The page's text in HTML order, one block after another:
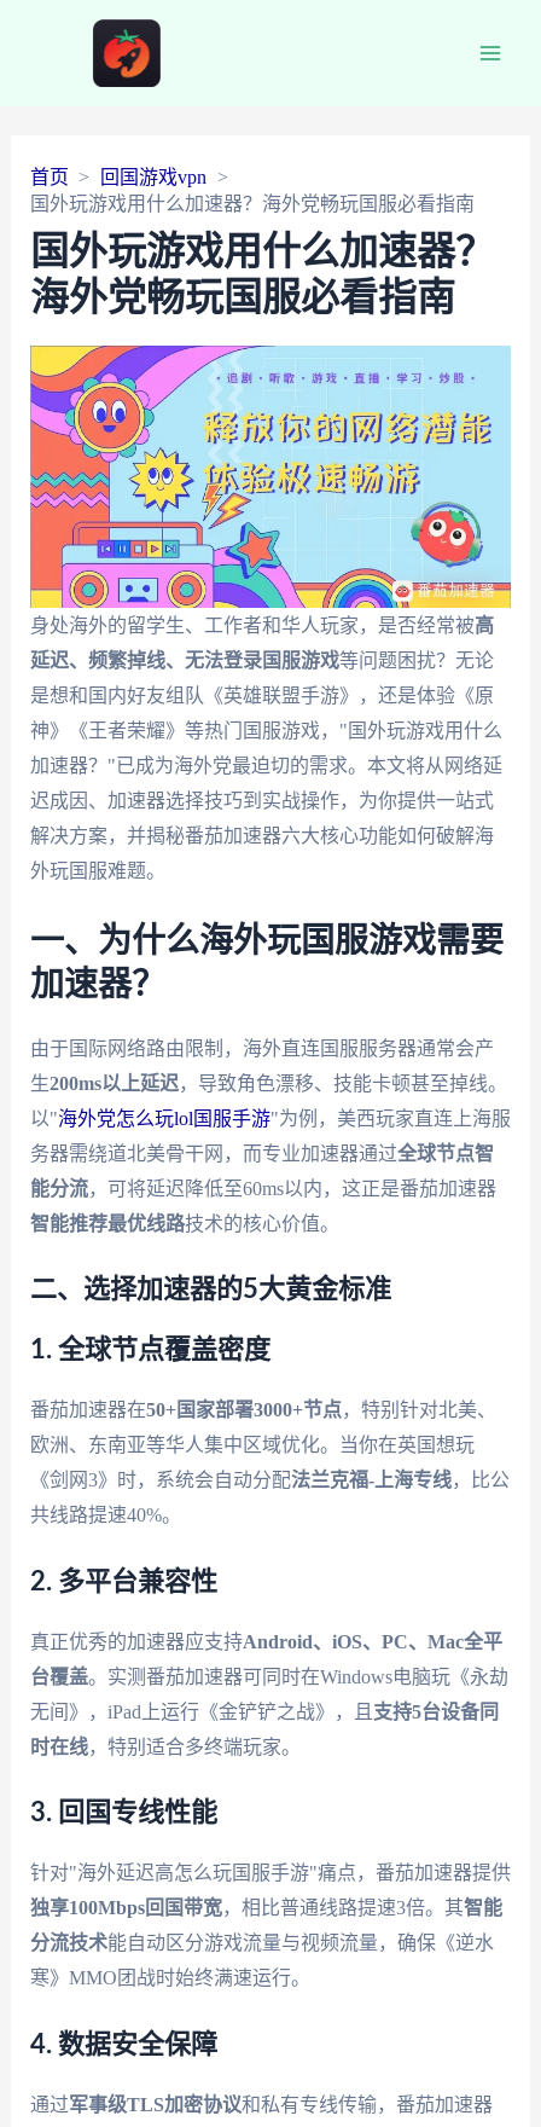
首页
回国游戏vpn
国外玩游戏用什么加速器？海外党畅玩国服必看指南
国外玩游戏用什么加速器？
海外党畅玩国服必看指南
身处海外的留学生、工作者和华人玩家，是否经常被高
延迟、频繁掉线、无法登录国服游戏等问题困扰？无论
是想和国内好友组队《英雄联盟手游》，还是体验《原
神》《王者荣耀》等热门国服游戏，"国外玩游戏用什么
加速器？"已成为海外党最迫切的需求。本文将从网络延
迟成因、加速器选择技巧到实战操作，为你提供一站式
解决方案，并揭秘番茄加速器六大核心功能如何破解海
外玩国服难题。
一、为什么海外玩国服游戏需要
加速器？
由于国际网络路由限制，海外直连国服服务器通常会产
生200ms以上延迟，导致角色漂移、技能卡顿甚至掉线。
以"海外党怎么玩lol国服手游"为例，美西玩家直连上海服
务器需绕道北美骨干网，而专业加速器通过全球节点智
能分流，可将延迟降低至60ms以内，这正是番茄加速器
智能推荐最优线路技术的核心价值。
二、选择加速器的5大黄金标准
1. 全球节点覆盖密度
番茄加速器在50+国家部署3000+节点，特别针对北美、
欧洲、东南亚等华人集中区域优化。当你在英国想玩
《剑网3》时，系统会自动分配法兰克福-上海专线，比公
共线路提速40%。
2. 多平台兼容性
真正优秀的加速器应支持Android、iOS、PC、Mac全平
台覆盖。实测番茄加速器可同时在Windows电脑玩《永劫
无间》，iPad上运行《金铲铲之战》，且 支持5台设备同
时在线，特别适合多终端玩家。
3. 回国专线性能
针对"海外延迟高怎么玩国服手游"痛点，番茄加速器提供
独享100Mbps回国带宽，相比普通线路提速3倍。其智能
分流技术能自动区分游戏流量与视频流量，确保《逆水
寒》MMO团战时始终满速运行。
4. 数据安全保障
通过军事级TLS加密协议和私有专线传输，番茄加速器